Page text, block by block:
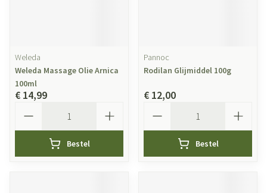
Weleda
Weleda Massage Olie Arnica
100ml
€ 14,99
Bestel
Pannoc
Rodilan Glijmiddel 100g
€ 12,00
Bestel